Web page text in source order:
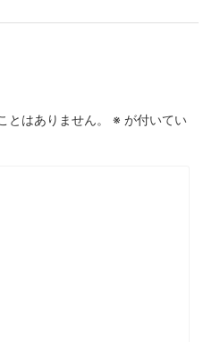
とはありません。 ※ が付いてい